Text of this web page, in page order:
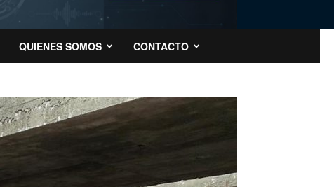
QUIENES SOMOS CONTACTO